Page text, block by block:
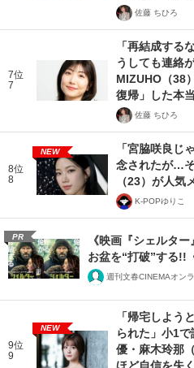
佐藤 ちひろ
7位
7
「再結成する
うしても連絡
MIZUHO（38
復帰」した本
佐藤 ちひろ
8位
8
NEW
「宮脇咲良じ
念されたが…
（23）が人気
K-POPゆりこ
PR
《映画『シェルタ
お盆を“打破”する!!
週刊文春CINEMAオン
9位
9
NEW
「帰宅しよう
られた」小1
優・麻木玲那
ほど自信を失